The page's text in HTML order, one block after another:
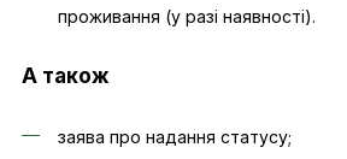
проживання (у разі наявності).
А також
заява про надання статусу;